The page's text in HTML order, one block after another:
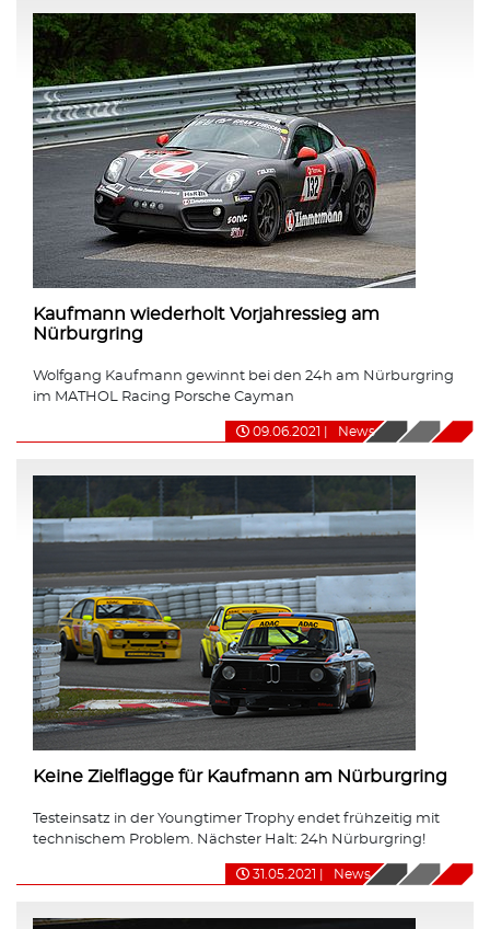
Kaufmann wiederholt Vorjahressieg am
Nürburgring
Wolfgang Kaufmann gewinnt bei den 24h am Nürburgring
im MATHOL Racing Porsche Cayman
09.06.2021 News
Keine Zielflagge für Kaufmann am Nürburgring
Testeinsatz in der Youngtimer Trophy endet frühzeitig mit
technischem Problem. Nächster Halt: 24h Nürburgring!
31.05.2021 News